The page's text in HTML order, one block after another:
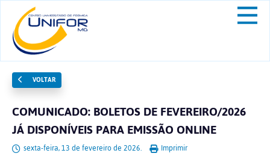
VOLTAR
COMUNICADO: BOLETOS DE FEVEREIRO/2026
JÁ DISPONÍVEIS PARA EMISSÃO ONLINE
sexta-feira, 13 de fevereiro de 2026. Imprimir